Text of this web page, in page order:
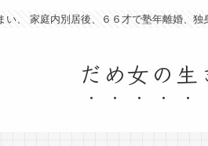
い、 家庭内別居後、６６才で塾年離婚、
だめ女の生